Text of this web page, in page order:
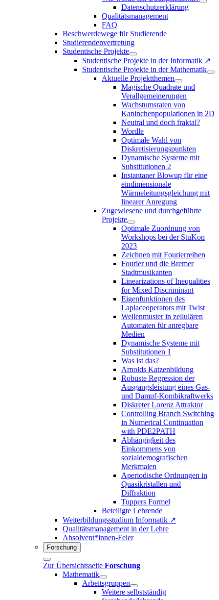
Datenschutzerklärung
Qualitätsmanagement
FAQ
Beschwerdewege für Studierende
Studierendenvertretung
Studentische Projekte
Studentische Projekte in der Informatik ↗
Studentische Projekte in der Mathematik
Aktuelle Projektthemen
Magische Quadrate und
Verallgemeinerungen
Wachstumsraten von
Kaninchenpopulationen in 2D
Neutral und doch fraktal?
Wordle
Optimale Wahl von
Diskretisierungspunkten
Dynamische Systeme mit
Substitutionen 2
Instantaner Blowup für eine
eindimensionale
Wärmeleitungsgleichung mit
linearer Anregung
Zugewiesene und durchgeführte
Projekte
Optimale Zuordnung von
Workshops bei der StuKon
2023
Zeichnen mit Fourierreihen
Fourier und die Bremer
Stadtmusikanten
Linearizations of Inequalities
for Mixed Discriminant
Eigenfunktionen des
Laplaceoperators mit Twist
Wellenmuster in zellulären
Automaten für anregbare
Medien
Dynamische Systeme mit
Substitutionen 1
Was ist das?
Arnolds Katzenbildung
Robuste Regression der
Ausgangsleistung eines Gas-
und Dampf-Kombikraftwerks
Diskreter Lorenz Attraktor
Controlling Branch Switching
in Numerical Continuation
with PDE2PATH
Abhängigkeit des
Einkommens von
sozialdemografischen
Merkmalen
Aperiodische Ordnungen in
Quasikristallen und
Diffraktion
Tuppers Formel
Beteiligte Lehrende
Weiterbildungsstudium Informatik ↗
Qualitätsmanagement in der Lehre
Absolvent*innen-Feier
Forschung
Zur Übersichtsseite Forschung
Mathematik
Arbeitsgruppen
Weitere selbstständig